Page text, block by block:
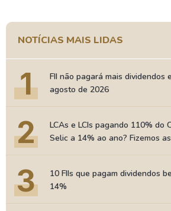
NOTÍCIAS MAIS LIDAS
1
FII não pagará mais dividendos
agosto de 2026
2
LCAs e LCIs pagando 110% do
Selic a 14% ao ano? Fizemos
3
10 FIIs que pagam dividendos
14%